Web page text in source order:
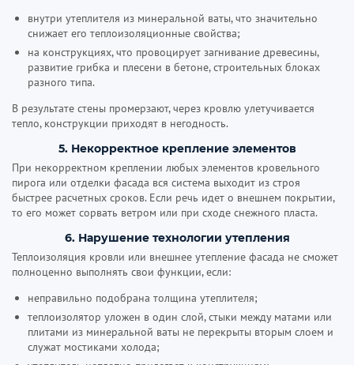
внутри утеплителя из минеральной ваты, что значительно
снижает его теплоизоляционные свойства;
на конструкциях, что провоцирует загнивание древесины,
развитие грибка и плесени в бетоне, строительных блоках
разного типа.
В результате стены промерзают, через кровлю улетучивается
тепло, конструкции приходят в негодность.
5. Некорректное крепление элементов
При некорректном креплении любых элементов кровельного
пирога или отделки фасада вся система выходит из строя
быстрее расчетных сроков. Если речь идет о внешнем покрытии,
то его может сорвать ветром или при сходе снежного пласта.
6. Нарушение технологии утепления
Теплоизоляция кровли или внешнее утепление фасада не сможет
полноценно выполнять свои функции, если:
неправильно подобрана толщина утеплителя;
теплоизолятор уложен в один слой, стыки между матами или
плитами из минеральной ваты не перекрыты вторым слоем и
служат мостиками холода;